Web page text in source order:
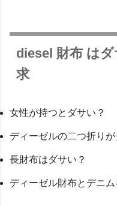
diesel 財布 は
求
女性が持つとダサい？
ディーゼルの二つ折りが
長財布はダサい？
ディーゼル財布とデニ